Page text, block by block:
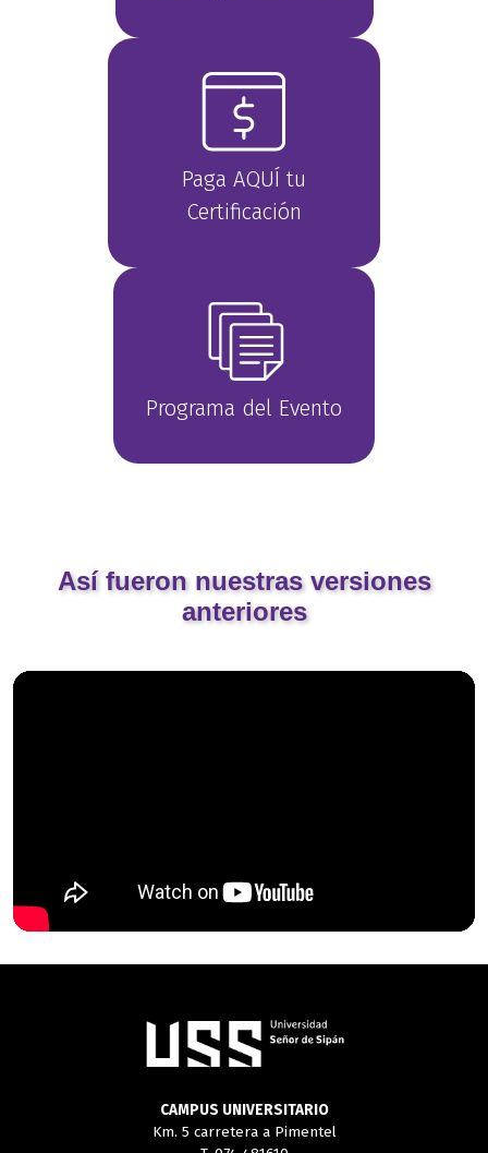
Paga AQUÍ tu
Certificación
Programa del Evento
Así fueron nuestras versiones
anteriores
CAMPUS UNIVERSITARIO
Km. 5 carretera a Pimentel